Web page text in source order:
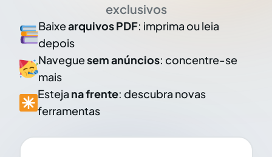
exclusivos
Baixearquivos PDF: imprima ou leia
depois
Naveguesem anúncios: concentre-se
mais
Esteja na frente: descubra novas
ferramentas